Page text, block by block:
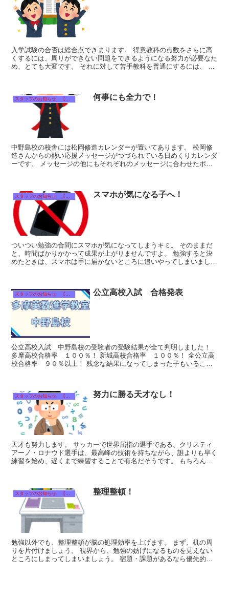
入学試験の合否は総合点できまります。 得意教科の点数をさらに高
くするには、周りができない問題をできるようになる努力が必要なた
め、とても大変です。 それに対して苦手教科を普通にするには、 基
何事にも全力で！
中野島校の校舎には松岡修造カレンダーが置いてあります。 松岡修
造さんからの熱い応援メッセージがつづられている日めくりカレンダ
ーです。 メッセージの他にもそれぞれのメッセージに合わせたポー
スタッフのお知らせ 【それぞれのタイトルをクリック！】 スマホが気になる子へ！
ついつい勉強の合間にスマホが気になってしまうキミ。 そのままだ
と、時間ばかりかかって成果が上がりませんですよ。 勉強すると決
めたときは、スマホは手に届かないところに追いやってしまいましょ
公立高校入試 合格発表
公立高校入試 中野島校の受験者の受験結果が全て判明しました！
多摩高校合格率 １００％！ 新城高校合格率 １００％！ 全公立高
校合格率 ９０％以上！ 残念な結果になってしまった子もいること
努力に勝る天才なし！
天才も努力します。 サッカーで世界屈指の選手である、クリスティ
アーノ・ロナウド選手は、最高峰の技術を持ちながら、誰よりも早く
練習を始め、遅くまで練習することで有名だそうです。 もちろん、
スタッフのお知らせ 【それぞれのタイトルをクリック！】 整理整頓！
勉強以外でも、整理整頓が脳の処理効率を上げます。 まず、机の周
りを片付けましょう。 視界から、勉強の妨げになるものを見えない
ところにしまってしまいましょう。 宿題・課題があるなら優先的に